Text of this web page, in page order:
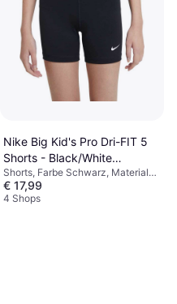
Nike Big Kid's Pro Dri-FIT 5
Shorts - Black/White
(FB1081-010)
Shorts, Farbe Schwarz, Material
Elastan/Lycra/Spandex, Polyester
€ 17,99
4 Shops